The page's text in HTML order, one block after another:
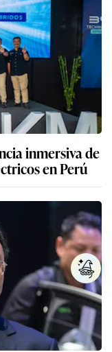
inmersiva de
en Perú